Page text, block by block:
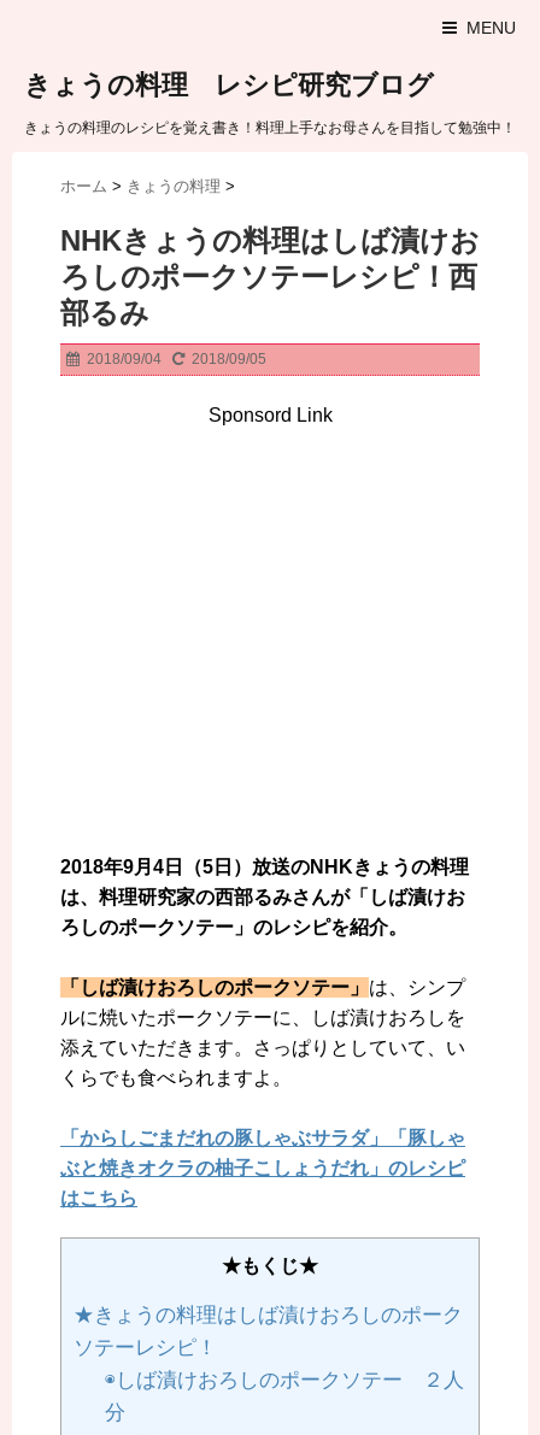
MENU
きょうの料理 レシピ研究ブログ
きょうの料理のレシピを覚え書き！料理上手なお母さんを目指して勉強中！
ホーム > きょうの料理 >
NHKきょうの料理はしば漬けお
ろしのポークソテーレシピ！西
部るみ
2018/09/04 2018/09/05
Sponsord Link
2018年9月4日（5日）放送のNHKきょうの料理
は、料理研究家の西部るみさんが「しば漬けお
ろしのポークソテー」のレシピを紹介。
「しば漬けおろしのポークソテー」 は、シンプ
ルに焼いたポークソテーに、しば漬けおろしを
添えていただきます。さっぱりとしていて、い
くらでも食べられますよ。
「からしごまだれの豚しゃぶサラダ」「豚しゃ
ぶと焼きオクラの柚子こしょうだれ」のレシピ
はこちら
★もくじ★
★きょうの料理はしば漬けおろしのポーク
ソテーレシピ！
◉しば漬けおろしのポークソテー ２人
分